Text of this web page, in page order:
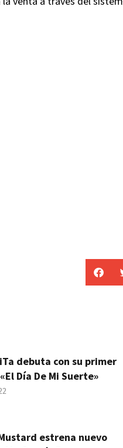
debuta con su primer
Día De Mi Suerte»
estrena nuevo